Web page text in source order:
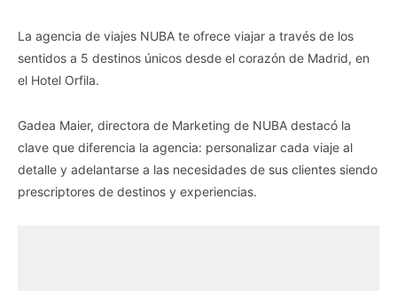
La agencia de viajes NUBA te ofrece viajar a través de los
sentidos a 5 destinos únicos desde el corazón de Madrid, en
el Hotel Orfila.
Gadea Maier, directora de Marketing de NUBA destacó la
clave que diferencia la agencia: personalizar cada viaje al
detalle y adelantarse a las necesidades de sus clientes siendo
prescriptores de destinos y experiencias.